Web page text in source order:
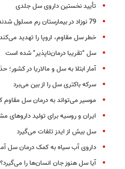
تأیید نخستین داروی سل جلدی
79 نوزاد در بیمارستان رم مسلول شدند
خطر سل مقاوم، اروپا را تهدید می‌کند
سل "تقریبا درمان‌ناپذیر" شده است
آمار ابتلا به سل و مالاریا در
سرکه باکتری سل را از بین می‌برد
موسیر می‌تواند به درمان سل مقاوم
ایران و روسیه برای تولید داروهای
سل بیش از ایدز تلفات می‌گیرد
داروی آب سیاه به کمک درمان سل
آیا سل هنوز جان انسان‌ها را می‌گیرد؟